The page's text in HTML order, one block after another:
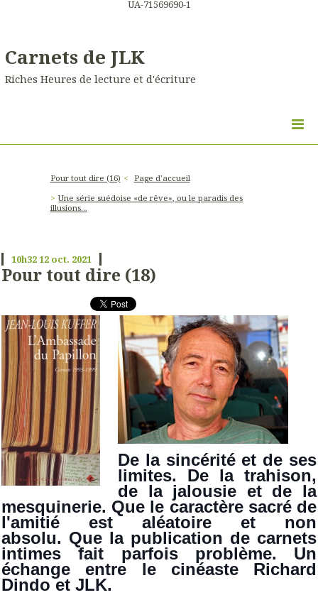
UA-71569690-1
Carnets de JLK
Riches Heures de lecture et d'écriture
Pour tout dire (16)
Page d'accueil
Une série suédoise «de rêve», ou le paradis des
illusions…
10h3212 oct. 2021
Pour tout dire (18)
De la sincérité et de ses
limites. De la trahison,
de la jalousie et de la
mesquinerie. Que le caractère sacré de
l'amitié est aléatoire et non
absolu. Que la publication de carnets
intimes fait parfois problème. Un
échange entre le cinéaste Richard
Dindo et JLK.